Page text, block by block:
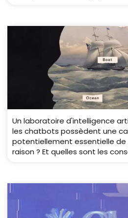
Un laboratoire d'intelligence
les chatbots possèdent une
potentiellement essentielle de
raison ? Et quelles sont les